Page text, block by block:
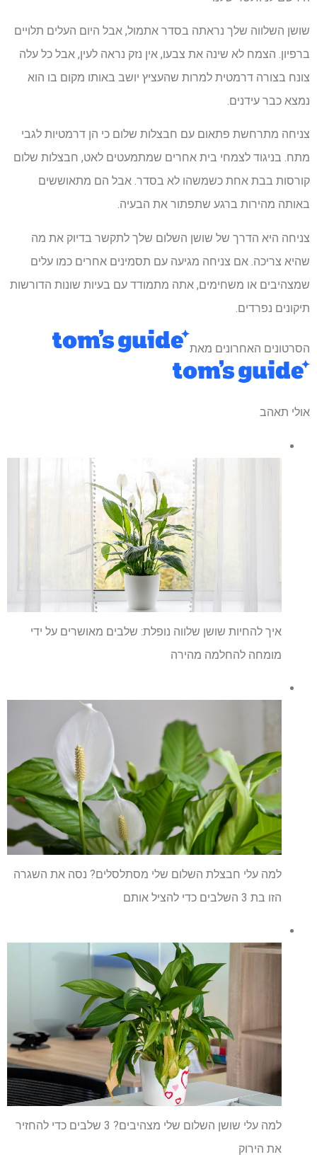
שושן השלווה שלך נראתה בסדר אתמול, אבל היום העלים תלויים
ברפיון. הצמח לא שינה את צבעו, אין נזק נראה לעין, אבל כל עלה
צונח בצורה דרמטית למרות שהעציץ יושב באותו מקום בו הוא
נמצא כבר עידנים.
צניחה מתרחשת פתאום עם חבצלות שלום כי הן דרמטיות לגבי
מתח. בניגוד לצמחי בית אחרים שמתמעטים לאט, חבצלות שלום
קורסות בבת אחת כשמשהו לא בסדר. אבל הם מתאוששים
באותה מהירות ברגע שתפתור את הבעיה.
צניחה היא הדרך של שושן השלום שלך לתקשר בדיוק את מה
שהיא צריכה. אם צניחה מגיעה עם תסמינים אחרים כמו עלים
שמצהיבים או משחימים, אתה מתמודד עם בעיות שונות הדורשות
תיקונים נפרדים.
הסרטונים האחרונים מאת
אולי תאהב
איך להחיות שושן שלווה נופלת: שלבים מאושרים על ידי
מומחה להחלמה מהירה
למה עלי חבצלת השלום שלי מסתלסלים? נסה את השגרה
הזו בת 3 השלבים כדי להציל אותם
למה עלי שושן השלום שלי מצהיבים? 3 שלבים כדי להחזיר
את הירוק